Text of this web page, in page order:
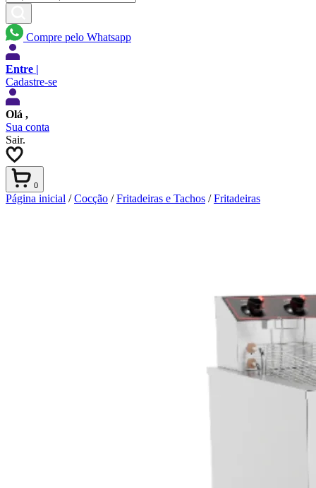
Compre pelo Whatsapp
Entre |
Cadastre-se
Olá ,
Sua conta
Sair.
0
Página inicial /Cocção /Fritadeiras e Tachos /Fritadeiras